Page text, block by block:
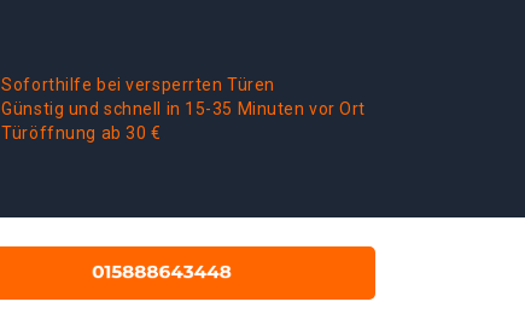
Soforthilfe bei versperrten Türen
Günstig und schnell in 15-35 Minuten vor Ort
Türöffnung ab 30 €